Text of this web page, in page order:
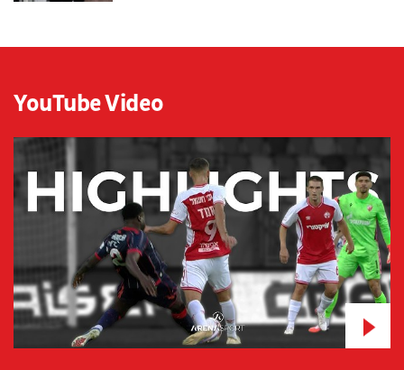
YouTube Video